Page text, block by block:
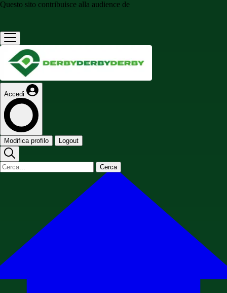
Questo sito contribuisce alla audience de
Accedi
Modifica profilo Logout
Cerca